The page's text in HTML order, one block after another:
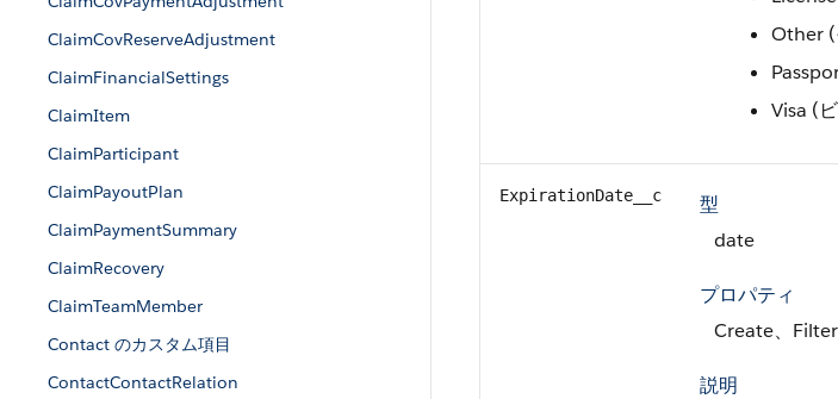
ClaimCovReserveAdjustment
ClaimFinancialSettings
ClaimItem
ClaimParticipant
ClaimPayoutPlan
ClaimPaymentSummary
ClaimRecovery
ClaimTeamMember
Contact のカスタム項目
ContactContactRelation
Other
Visa (
ExpirationDate__c
型
date
プロパティ
Create、
説明